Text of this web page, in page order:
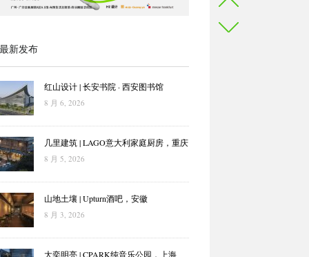
新发布
红山设计 | 长安书院 · 西安图书馆
8 月 6, 2026
几里建筑 | LAGO意大利家庭厨房，重庆
8 月 5, 2026
山地土壤 | Upturn酒吧，安徽
8 月 3, 2026
大奕明亮 | CPARK纯音乐公园，上海